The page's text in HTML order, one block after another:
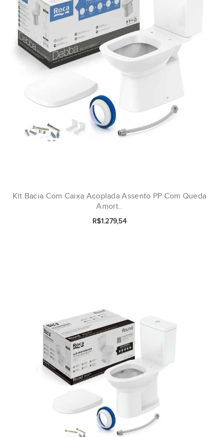
Kit Bacia Com Caixa Acoplada Assento PP Com Queda
Amort..
R$1.279,54